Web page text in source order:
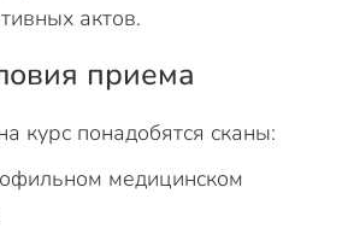
актов.
приема
курс понадобятся сканы:
медицинском